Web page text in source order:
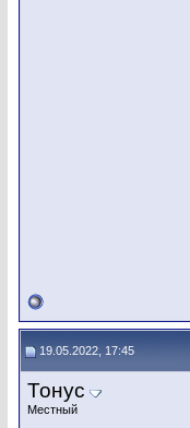
19.05.2022, 17:45
Тонус
Местный